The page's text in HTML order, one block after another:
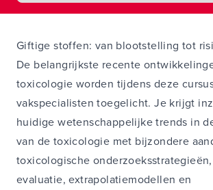
Giftige stoffen: van blootstelling tot
De belangrijkste recente
toxicologie worden tijdens deze
vakspecialisten toegelicht. Je krijgt
huidige wetenschappelijke trends in
van de toxicologie met bijzondere
toxicologische
evaluatie, extrapolatiemodellen en